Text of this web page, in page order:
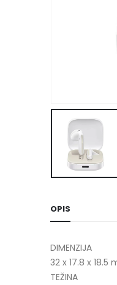
OPIS
DIMENZIJA
32 x 17.8 x
TEŽINA